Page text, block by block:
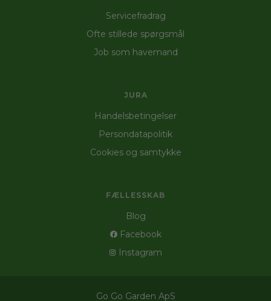
Servicefradrag
Ofte stillede spørgsmål
Job som havemand
JURA
Handelsbetingelser
Persondatapolitik
Cookies og samtykke
FÆLLESSKAB
Blog
Facebook
Instagram
Go Go Garden ApS